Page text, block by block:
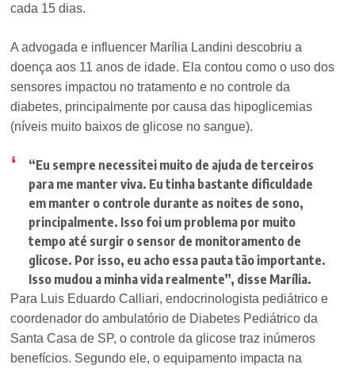
cada 15 dias.
A advogada e influencer Marília Landini descobriu a
doença aos 11 anos de idade. Ela contou como o uso dos
sensores impactou no tratamento e no controle da
diabetes, principalmente por causa das hipoglicemias
(níveis muito baixos de glicose no sangue).
“Eu sempre necessitei muito de ajuda de terceiros
para me manter viva. Eu tinha bastante dificuldade
em manter o controle durante as noites de sono,
principalmente. Isso foi um problema por muito
tempo até surgir o sensor de monitoramento de
glicose. Por isso, eu acho essa pauta tão importante.
Isso mudou a minha vida realmente”, disse Marília.
Para Luis Eduardo Calliari, endocrinologista pediátrico e
coordenador do ambulatório de Diabetes Pediátrico da
Santa Casa de SP, o controle da glicose traz inúmeros
benefícios. Segundo ele, o equipamento impacta na